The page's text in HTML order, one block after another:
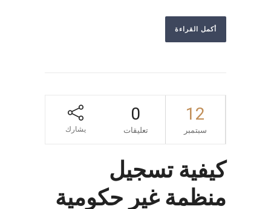
أكمل القراءة
12
سبتمبر
0
تعليقات يشارك
كيفية تسجيل
منظمة غير حكومية